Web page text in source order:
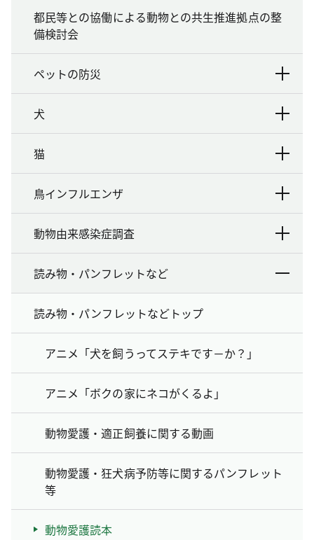
都民等との協働による動物との共生推進拠点の整
備検討会
ペットの防災
犬
猫
鳥インフルエンザ
動物由来感染症調査
読み物・パンフレットなど
読み物・パンフレットなどトップ
アニメ「犬を飼うってステキです－か？」
アニメ「ボクの家にネコがくるよ」
動物愛護・適正飼養に関する動画
動物愛護・狂犬病予防等に関するパンフレット
等
動物愛護読本